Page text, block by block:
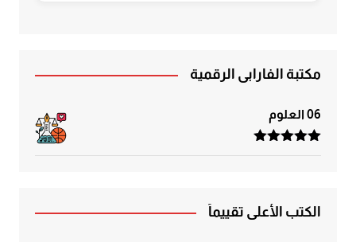
مكتبة الفارابي الرقمية
06 العلوم
تم التقييم
الكتب الأعلى تقييماً